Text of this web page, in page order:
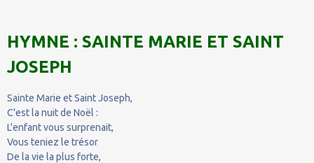
HYMNE : SAINTE MARIE ET SAINT
JOSEPH
Sainte Marie et Saint Joseph,
C'est la nuit de Noël :
L'enfant vous surprenait,
Vous teniez le trésor
De la vie la plus forte,